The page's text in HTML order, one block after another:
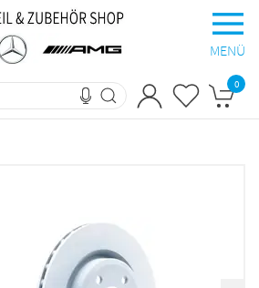
MENÜ
0